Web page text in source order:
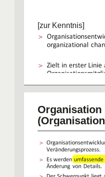
[zur Kenntnis]
Organisation